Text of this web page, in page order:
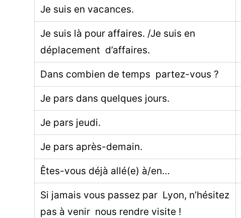
Je suis en vacances.
Je suis là pour affaires. /Je suis en
déplacement d’affaires.
Dans combien de temps partez-vous ?
Je pars dans quelques jours.
Je pars jeudi.
Je pars après-demain.
Êtes-vous déjà allé(e) à/en…
Si jamais vous passez par Lyon, n’hésitez
pas à venir nous rendre visite !